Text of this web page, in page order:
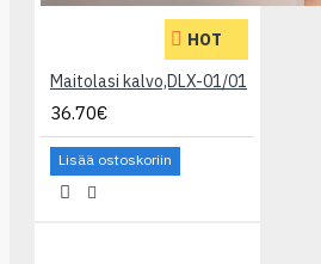
HOT
Maitolasi kalvo,DLX-01/01
36.70€
Lisää ostoskoriin